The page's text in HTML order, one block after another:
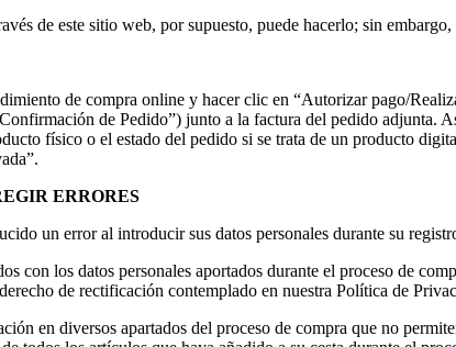
de este sitio web, por supuesto, puede hacerlo; sin
de compra online y hacer clic en “Autorizar pago/
de Pedido”) junto a la factura del pedido adjunta.
físico o el estado del pedido si se trata de un producto
ERRORES
un error al introducir sus datos personales durante su
con los datos personales aportados durante el proceso de
de rectificación contemplado en nuestra Política de
en diversos apartados del proceso de compra que no